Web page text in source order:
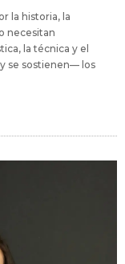
la historia, la
necesitan
la técnica y el
se sostienen— los